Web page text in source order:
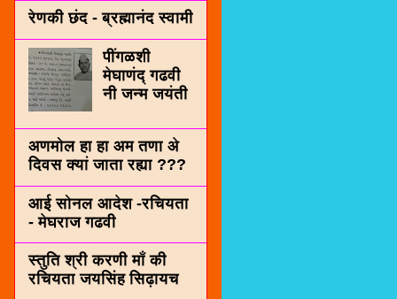
रेणकी छंद - ब्रह्मानंद स्वामी
पींगळशी
मेघाणंद् गढवी
नी जन्म जयंती
अणमोल हा हा अम तणा अे
दिवस क्यां जाता रह्या ???
आई सोनल आदेश -रचियता
- मेघराज गढवी
स्तुति श्री करणी माँ की
रचियता जयसिंह सिढ़ायच